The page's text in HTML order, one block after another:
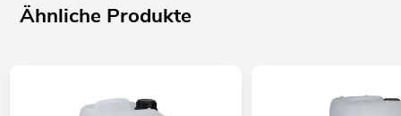
Ähnliche Produkte